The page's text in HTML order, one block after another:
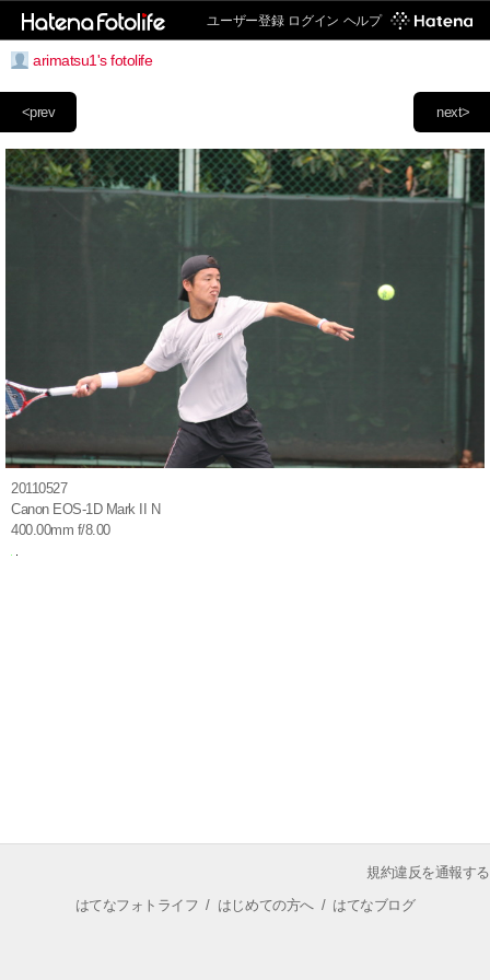
ユーザー登録 ログイン ヘルプ
arimatsu1's fotolife
next>
<prev
20110527
Canon EOS-1D Mark II N
400.00mm f/8.00
規約違反を通報する
はてなフォトライフ / はじめての方へ/ はてなブログ